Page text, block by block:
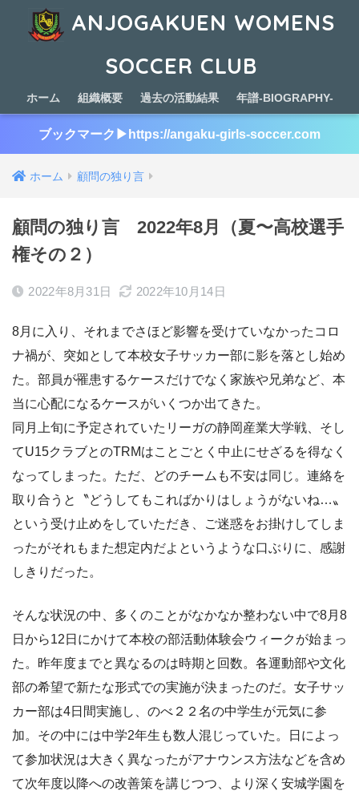
ANJOGAKUEN WOMENS
SOCCER CLUB
ホーム 組織概要 過去の活動結果 年譜-BIOGRAPHY-
ブックマーク▶︎https://angaku-girls-soccer.com
ホーム 顧問の独り言
顧問の独り言 2022年8月（夏〜高校選手
権その２）
2022年8月31日 2022年10月14日
8月に入り、それまでさほど影響を受けていなかったコロ
ナ禍が、突如として本校女子サッカー部に影を落とし始め
た。部員が罹患するケースだけでなく家族や兄弟など、本
当に心配になるケースがいくつか出てきた。
同月上旬に予定されていたリーガの静岡産業大学戦、そし
てU15クラブとのTRMはことごとく中止にせざるを得なく
なってしまった。ただ、どのチームも不安は同じ。連絡を
取り合うと〝どうしてもこればかりはしょうがないね…〟
という受け止めをしていただき、ご迷惑をお掛けしてしま
ったがそれもまた想定内だよというような口ぶりに、感謝
しきりだった。
そんな状況の中、多くのことがなかなか整わない中で8月8
日から12日にかけて本校の部活動体験会ウィークが始まっ
た。昨年度までと異なるのは時期と回数。各運動部や文化
部の希望で新たな形式での実施が決まったのだ。女子サッ
カー部は4日間実施し、のべ２２名の中学生が元気に参
加。その中には中学2年生も数人混じっていた。日によっ
て参加状況は大きく異なったがアナウンス方法などを含め
て次年度以降への改善策を講じつつ、より深く安城学園を